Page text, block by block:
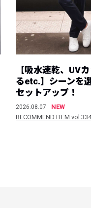
【吸水速乾、UV
るetc.】シーンを
セットアップ！
2026.08.07
NEW
RECOMMEND ITEM vol.334